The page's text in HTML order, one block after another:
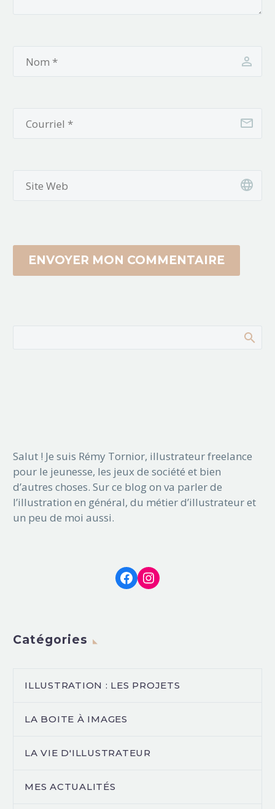
ENVOYER MON COMMENTAIRE
Salut ! Je suis Rémy Tornior, illustrateur freelance
pour le jeunesse, les jeux de société et bien
d’autres choses. Sur ce blog on va parler de
l’illustration en général, du métier d’illustrateur et
un peu de moi aussi.
Facebook
Instagram
Catégories
ILLUSTRATION : LES PROJETS
LA BOITE À IMAGES
LA VIE D'ILLUSTRATEUR
MES ACTUALITÉS